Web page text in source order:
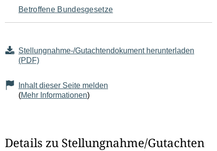
Betroffene Bundesgesetze
Stellungnahme-/Gutachtendokument herunterladen
(PDF)
Inhalt dieser Seite melden
(Mehr Informationen)
Details zu Stellungnahme/Gutachten